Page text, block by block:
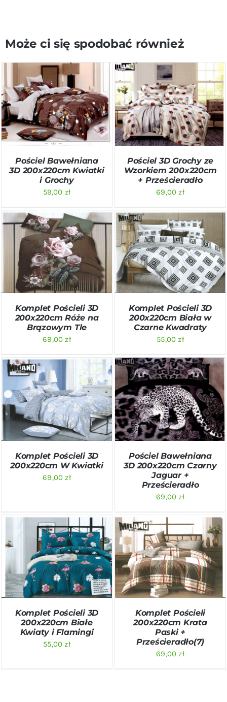
Może ci się spodobać również
DODAJ DO KOSZYKA
/
SZCZEGÓŁY
Pościel Bawełniana
3D 200x220cm Kwiatki
i Grochy
59,00 zł
DODAJ DO KOSZYKA
/
SZCZEGÓŁY
Pościel 3D Grochy ze
Wzorkiem 200x220cm
+ Prześcieradło
69,00zł
DODAJ DO KOSZYKA
SZCZEGÓŁY
Komplet Pościeli 3D
200x220cm Róże na
Brązowym Tle
69,00zł
DODAJ DO KOSZYKA
/
SZCZEGÓŁY
Komplet Pościeli 3D
200x220cm Biała w
Czarne Kwadraty
55,00zł
DODAJ DO KOSZYKA
/
SZCZEGÓŁY
Komplet Pościeli 3D
200x220cm W Kwiatki
69,00zł
DODAJ DO KOSZYKA
/
SZCZEGÓŁY
Pościel Bawełniana
3D 200x220cm Czarny
Jaguar +
Prześcieradło
69,00zł
DODAJ DO KOSZYKA
/
SZCZEGÓŁY
Komplet Pościeli 3D
200x220cm Białe
Kwiaty i Flamingi
55,00zł
DODAJ DO KOSZYKA
/
SZCZEGÓŁY
Komplet Pościeli
200x220cm Krata
Paski +
Prześcieradło(7)
69,00zł